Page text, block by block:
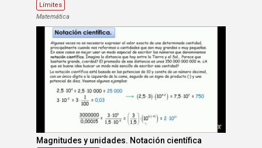
Límites
Matemática
Magnitudes y unidades. Notación científica